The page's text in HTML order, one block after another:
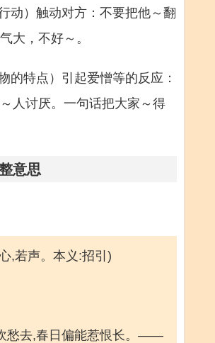
动）触动对方：不要把他～翻
大，不好～。
的特点）引起爱憎等的反应：
人讨厌。一句话把大家～得
意思
,若声。本义:招引)
愁去,春日偏能惹恨长。——